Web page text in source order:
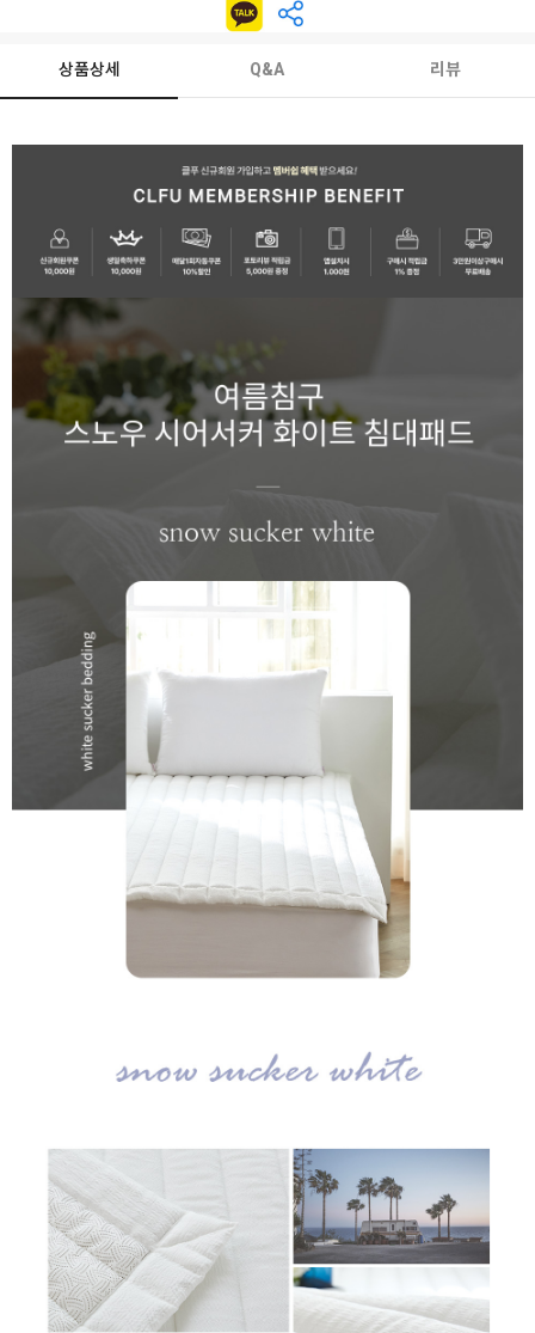
상품상세 Q&A 리뷰